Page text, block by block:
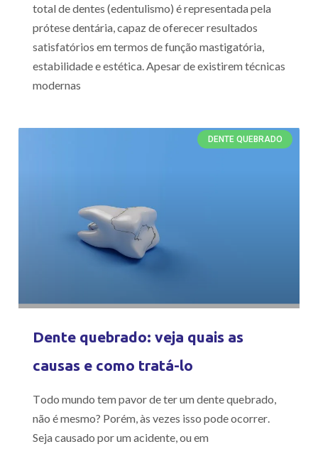
total de dentes (edentulismo) é representada pela
prótese dentária, capaz de oferecer resultados
satisfatórios em termos de função mastigatória,
estabilidade e estética. Apesar de existirem técnicas
modernas
DENTE QUEBRADO
Dente quebrado: veja quais as
causas e como tratá-lo
Todo mundo tem pavor de ter um dente quebrado,
não é mesmo? Porém, às vezes isso pode ocorrer.
Seja causado por um acidente, ou em